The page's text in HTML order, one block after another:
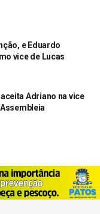
e Eduardo
vice de Lucas
Adriano na vice